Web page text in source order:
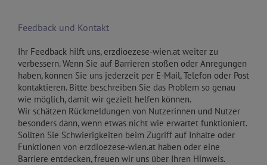
Feedback und Kontakt
Ihr Feedback hilft uns, erzdioezese-wien.at weiter zu
verbessern. Wenn Sie auf Barrieren stoßen oder Anregungen
haben, können Sie uns jederzeit per E-Mail, Telefon oder Post
kontaktieren. Bitte beschreiben Sie das Problem so genau
wie möglich, damit wir gezielt helfen können.
Wir schätzen Rückmeldungen von Nutzerinnen und Nutzer
besonders dann, wenn etwas nicht wie erwartet funktioniert.
Sollten Sie Schwierigkeiten beim Zugriff auf Inhalte oder
Funktionen von erzdioezese-wien.at haben oder eine
Barriere entdecken, freuen wir uns über Ihren Hinweis.